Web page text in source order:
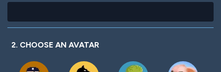
2. CHOOSE AN AVATAR